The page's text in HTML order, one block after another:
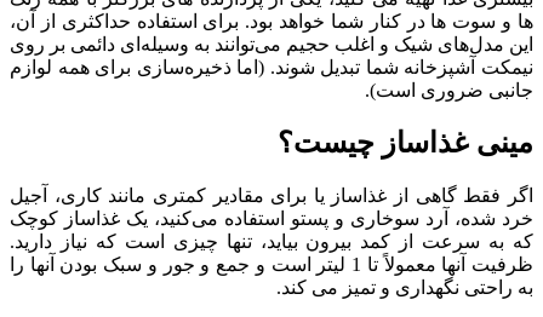
ها و سوت ها در کنار شما خواهد بود. برای استفاده حداکثری از آن،
این مدل‌های شیک و اغلب حجیم می‌توانند به وسیله‌ای دائمی بر روی
نیمکت آشپزخانه شما تبدیل شوند. (اما ذخیره‌سازی برای همه لوازم
جانبی ضروری است).
مینی غذاساز چیست؟
اگر فقط گاهی از غذاساز یا برای مقادیر کمتری مانند کاری، آجیل
خرد شده، آرد سوخاری و پستو استفاده می‌کنید، یک غذاساز کوچک
که به سرعت از کمد بیرون بیاید، تنها چیزی است که نیاز دارید.
ظرفیت آنها معمولاً تا 1 لیتر است و جمع و جور و سبک بودن آنها را
به راحتی نگهداری و تمیز می کند.